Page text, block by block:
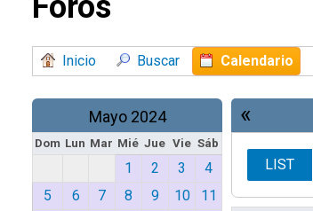
Inicio Buscar Calendario
Mayo 2024
Dom Lun Mar Mié Jue Vie Sáb
1 2 3
4
5
6 7 8 9 10
11
«
LIST